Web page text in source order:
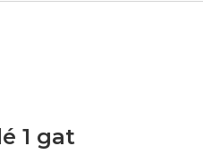
1 gat